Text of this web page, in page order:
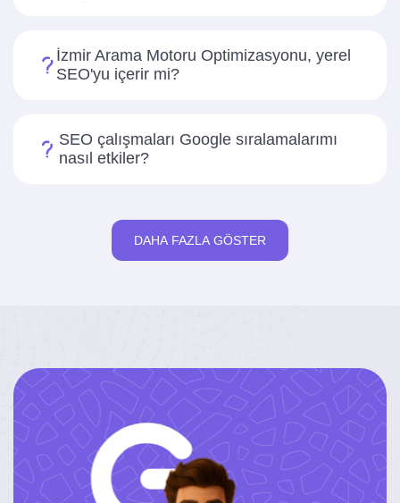
İzmir Arama Motoru Optimizasyonu, yerel
SEO'yu içerir mi?
SEO çalışmaları Google sıralamalarımı
nasıl etkiler?
DAHA FAZLA GÖSTER